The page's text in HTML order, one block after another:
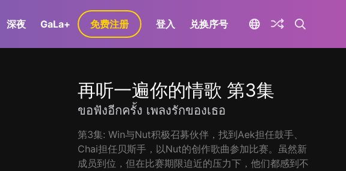
深夜 GaLa+ 免费注册 登入 兑换序号
再听一遍你的情歌 第3集
ขอฟังอีกครั้ง เพลงรักของเธอ
第3集: Win与Nut积极召募伙伴，找到Aek担任鼓手、
Chai担任贝斯手，以Nut的创作歌曲参加比赛。虽然新
成员到位，但在比赛期限迫近的压力下，他们都感到不